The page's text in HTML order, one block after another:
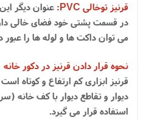
قرنیز توخالی PVC
: عنوان دیگر
در قسمت پشتی خود فضای خالی
می توان داکت ها و لوله ها را عبور
نحوه قرار دادن قرنیز در دکور خانه
قرنیز ابزاری کم ارتفاع و کوتاه
دیوار و تقاطع دیوار با کف خانه
استفاده قرار می گیرد.